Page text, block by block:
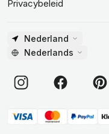
Privacybeleid
Nederland
Nederlands